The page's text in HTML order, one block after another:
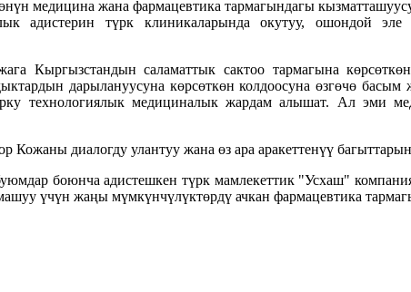
медицина жана фармацевтика тармагындагы
адистерин түрк клиникаларында окутуу, ошондой эле
Кыргызстандын саламаттык сактоо тармагына
дарылануусуна көрсөткөн колдоосуна өзгөчө
технологиялык медициналык жардам алышат. Ал эми
диалогду улантуу жана өз ара аракеттенүү
боюнча адистешкен түрк мамлекеттик "Усхаш"
үчүн жаңы мүмкүнчүлүктөрдү ачкан фармацевтика